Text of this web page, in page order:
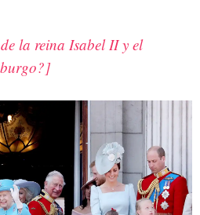
la reina Isabel II y el